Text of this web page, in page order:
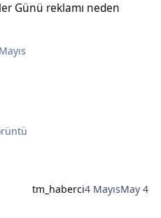
Günü reklamı neden
tm_haberci4 MayısMay 4